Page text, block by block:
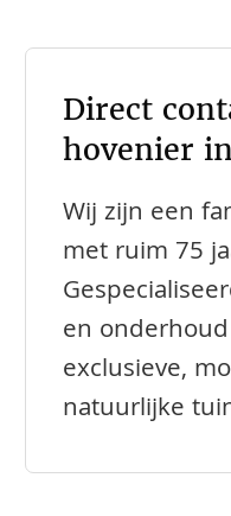
Direct
hovenier
Wij zijn een
met ruim 75
en
exclusieve,
natuurlijke